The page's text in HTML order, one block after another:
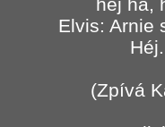
Elvis: Arnie
(Zpívá